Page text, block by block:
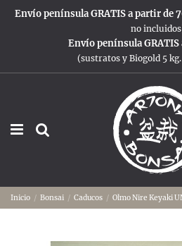
Envío península GRATIS a partir de
no
Envío península
(sustratos y Biogold 5
Inicio Bonsai Caducos Olmo Nire Keyaki